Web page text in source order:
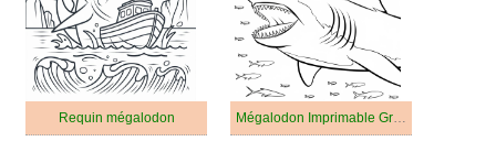
Requin mégalodon Mégalodon Imprimable Gratuit